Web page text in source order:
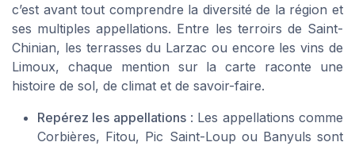
c’est avant tout comprendre la diversité de la région et
ses multiples appellations. Entre les terroirs de Saint-
Chinian, les terrasses du Larzac ou encore les vins de
Limoux, chaque mention sur la carte raconte une
histoire de sol, de climat et de savoir-faire.
Repérez les appellations: Les appellations comme
Corbières, Fitou, Pic Saint-Loup ou Banyuls sont